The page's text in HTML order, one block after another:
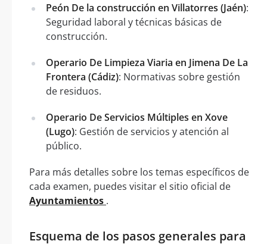
Peón De la construcción en Villatorres (Jaén):
Seguridad laboral y técnicas básicas de
construcción.
Operario De Limpieza Viaria en Jimena De La
Frontera (Cádiz): Normativas sobre gestión
de residuos.
Operario De Servicios Múltiples en Xove
(Lugo): Gestión de servicios y atención al
público.
Para más detalles sobre los temas específicos de
cada examen, puedes visitar el sitio oficial de
Ayuntamientos .
Esquema de los pasos generales para